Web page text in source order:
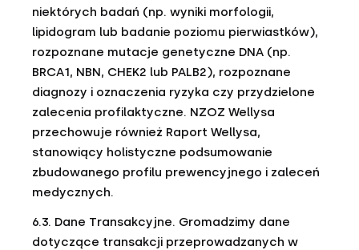
niektórych badań (np. wyniki morfologii,
lipidogram lub badanie poziomu pierwiastków),
rozpoznane mutacje genetyczne DNA (np.
BRCA1, NBN, CHEK2 lub PALB2), rozpoznane
diagnozy i oznaczenia ryzyka czy przydzielone
zalecenia profilaktyczne. NZOZ Wellysa
przechowuje również Raport Wellysa,
stanowiący holistyczne podsumowanie
zbudowanego profilu prewencyjnego i zaleceń
medycznych.
6.3. Dane Transakcyjne. Gromadzimy dane
dotyczące transakcji przeprowadzanych w